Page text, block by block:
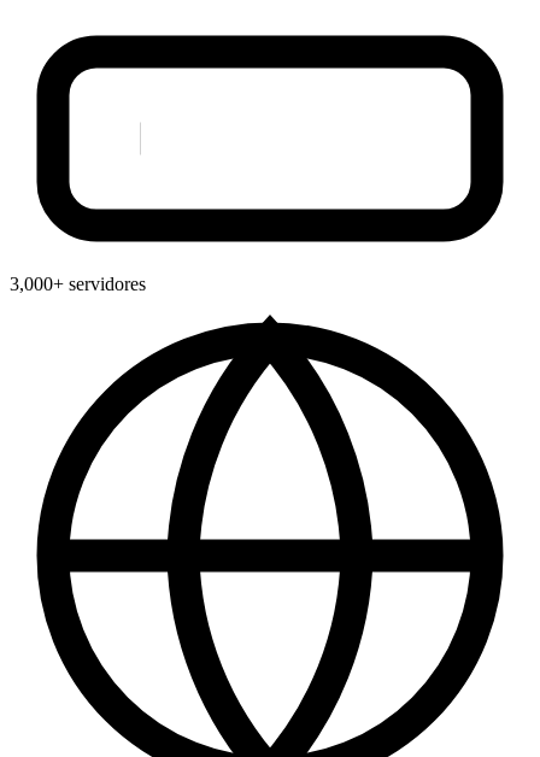
3,000+ servidores